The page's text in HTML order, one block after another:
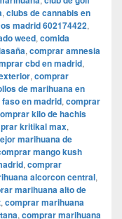
, clubs de cannabis en
madrid 602174422,
weed, comida
, comprar amnesia
cbd en madrid,
, comprar
de marihuana en
en madrid, comprar
kilo de hachis
kritikal max,
marihuana de
mango kush
, comprar
alcorcon central,
marihuana alto de
, comprar marihuana
, comprar marihuana